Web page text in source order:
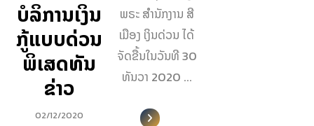
ບໍລິການເງິນ
ກູ້ແບບດ່ວນ
ພິເສດທັນ
ຂ່າວ
02/12/2020
ພ​ຣະ ສຳນັກງານ ສີ
ເມືອງ ເງິນດ່ວນ ໄດ້​
ຈັດ​ຂື້ນ​ໃນ​ວັນ​ທີ 30
ທັນ​ວາ 2020 ...